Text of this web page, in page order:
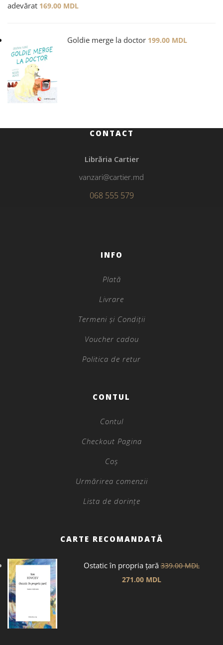
adevărat 169.00 MDL
Goldie merge la doctor 199.00 MDL
CONTACT
Librăria Cartier
vanzari@cartier.md
068 555 579
INFO
Plată
Livrare
Termeni și Condiții
Voucher cadou
Politica de retur
CONTUL
Contul
Checkout Pagina
Coș
Urmărirea comenzii
Lista de dorințe
CARTE RECOMANDATĂ
Ostatic în propria țară 339.00MDL
271.00 MDL